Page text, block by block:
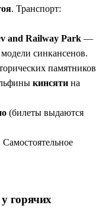
. Транспорт:
and Railway Park —
синкансенов.
памятников
кинсяти на
(билеты выдаются
горячих